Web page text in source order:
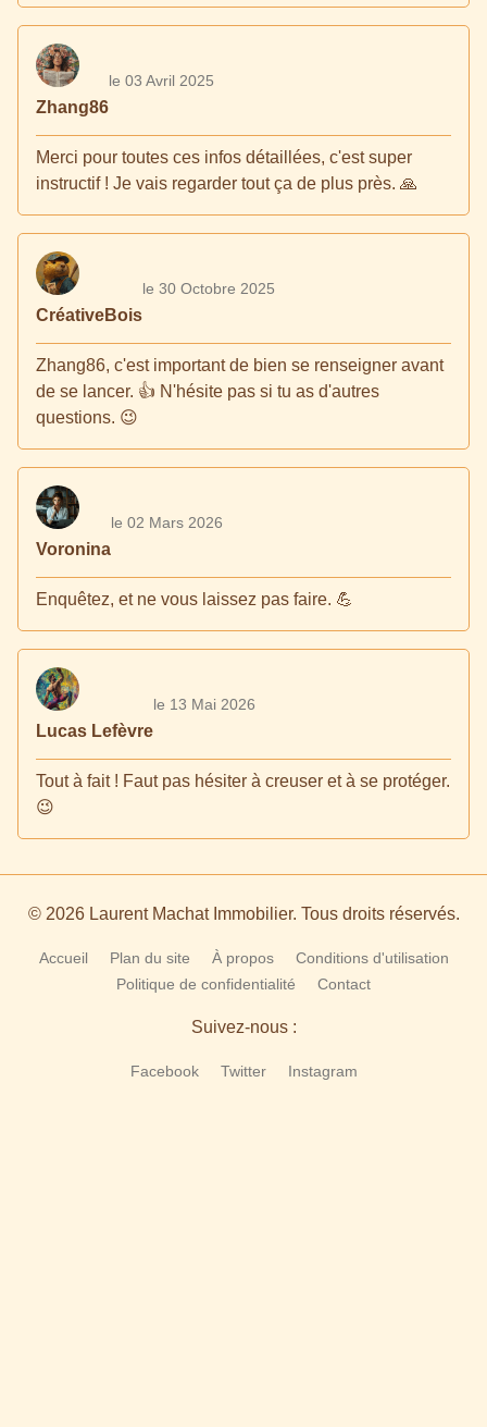
Zhang86
le 03 Avril 2025
Merci pour toutes ces infos détaillées, c'est super
instructif ! Je vais regarder tout ça de plus près. 🙏
CréativeBois
le 30 Octobre 2025
Zhang86, c'est important de bien se renseigner avant
de se lancer. 👍 N'hésite pas si tu as d'autres
questions. 😉
Voronina
le 02 Mars 2026
Enquêtez, et ne vous laissez pas faire. 💪
Lucas Lefèvre
le 13 Mai 2026
Tout à fait ! Faut pas hésiter à creuser et à se protéger.
😉
© 2026 Laurent Machat Immobilier. Tous droits réservés.
Accueil Plan du site À propos
Conditions d'utilisation
Politique de confidentialité
Contact
Suivez-nous :
Facebook Twitter Instagram